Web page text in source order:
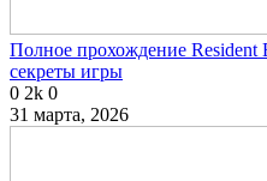
Полное прохождение
секреты игры
0 2k 0
31 марта, 2026